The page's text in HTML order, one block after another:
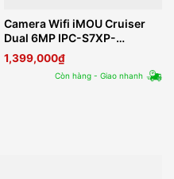
Camera Wifi iMOU Cruiser
Dual 6MP IPC-S7XP-
6M0WED Xoay 360 Ngoài
Trời
1,399,000₫
Còn hàng - Giao nhanh